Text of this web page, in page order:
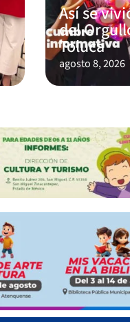
Así se
del
Toluca
agosto 8, 2026